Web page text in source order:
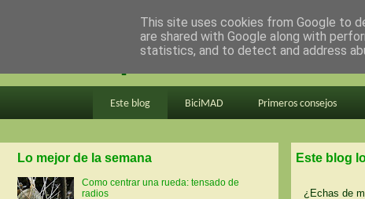
en bici por madrid
Este blog BiciMAD Primeros consejos
Este blog
¿Echas de
Lo mejor de la semana
Como centrar una rueda: tensado de
radios
This site uses cookies from Google to
are shared with Google along with
statistics, and to detect and address